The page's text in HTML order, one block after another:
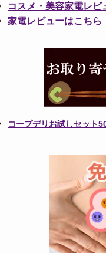
コスメ・美容家電レビ
家電レビューはこちら
コープデリお試しセット